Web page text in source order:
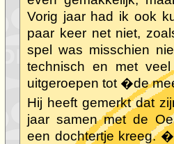
Vorig jaar had ik ook
paar keer net niet,
spel was misschien
technisch en met
uitgeroepen tot �de
Hij heeft gemerkt dat
jaar samen met de
een dochtertje kreeg.